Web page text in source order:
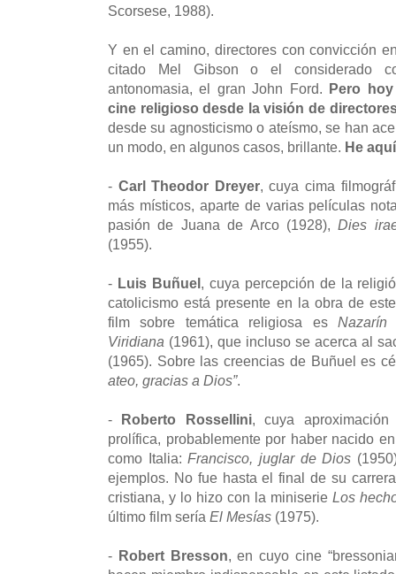
Scorsese, 1988).
Y en el camino, directores con convicción
citado Mel Gibson o el considerado
antonomasia, el gran John Ford. Pero
cine religioso desde la visión de
desde su agnosticismo o ateísmo, se han
un modo, en algunos casos, brillante. He
- Carl Theodor Dreyer, cuya cima
más místicos, aparte de varias películas
pasión de Juana de Arco (1928),Dies
(1955).
- Luis Buñuel, cuya percepción de la
catolicismo está presente en la obra de
film sobre temática religiosa esNazarín
Viridiana (1961), que incluso se acerca al
(1965). Sobre las creencias de Buñuel es
ateo, gracias a Dios”.
- Roberto Rossellini, cuya
prolífica, probablemente por haber nacido
como Italia:Francisco, juglar de Dios
ejemplos. No fue hasta el final de su
cristiana, y lo hizo con la miniserie Los
último film sería El Mesías (1975).
- Robert Bresson, en cuyo cine